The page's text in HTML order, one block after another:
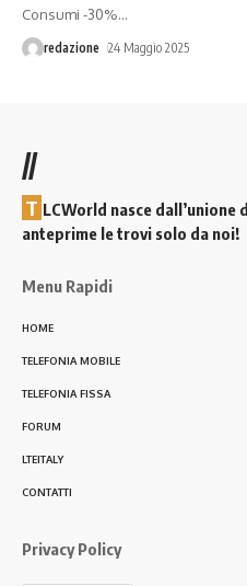
Consumi -30%…
redazione 24 Maggio 2025
//
T LCWorld nasce
anteprime le trovi solo da noi!
Menu Rapidi
HOME
TELEFONIA MOBILE
TELEFONIA FISSA
FORUM
LTEITALY
CONTATTI
Privacy Policy